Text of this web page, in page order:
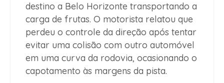
destino a Belo Horizonte transportando a
carga de frutas. O motorista relatou que
perdeu o controle da direção após tentar
evitar uma colisão com outro automóvel
em uma curva da rodovia, ocasionando o
capotamento às margens da pista.